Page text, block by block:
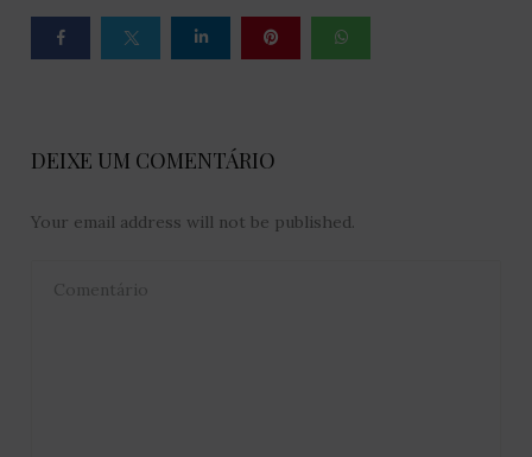
DEIXE UM COMENTÁRIO
Your email address will not be published.